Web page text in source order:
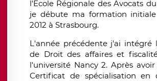
l'Ecole Régionale des Avocats
je débute ma formation
2012 à Strasbourg.
L'année précédente j'ai intégré
de Droit des affaires et
l'université Nancy 2. Après
Certificat de spécialisation en